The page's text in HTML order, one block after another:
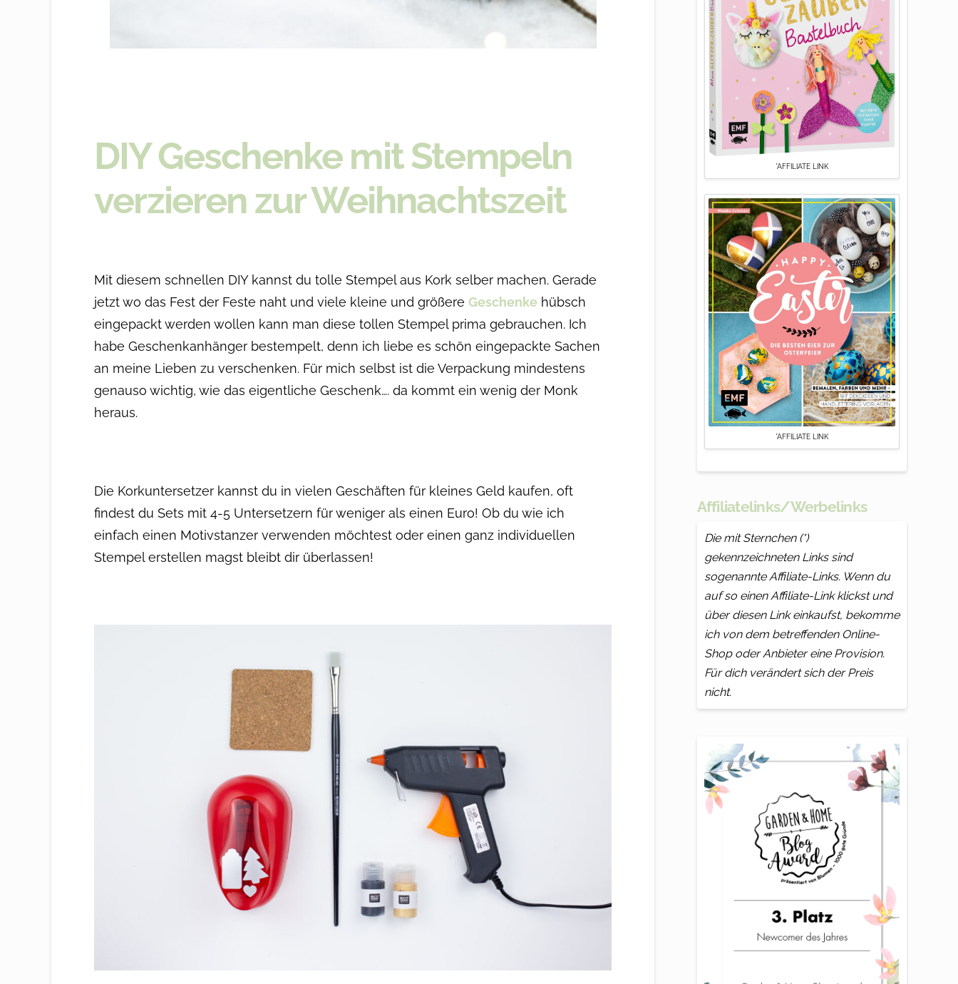
DIY Geschenke mit Stempeln
verzieren zur Weihnachtszeit
Mit diesem schnellen DIY kannst du tolle Stempel aus Kork selber machen. Gerade
jetzt wo das Fest der Feste naht und viele kleine und größere Geschenke hübsch
eingepacktwerden wollen kann man diese tollen Stempel prima gebrauchen. Ich
habe Geschenkanhänger bestempelt, denn ich liebe es schön eingepackte Sachen
an meine Lieben zu verschenken. Für mich selbst ist die Verpackung mindestens
genauso wichtig, wie das eigentliche Geschenk…. da kommt ein wenig der Monk
heraus.
Die Korkuntersetzer kannst du in vielen Geschäften für kleines Geld kaufen, oft
findest du Sets mit 4-5 Untersetzern für weniger als einen Euro! Ob du wie ich
einfach einen Motivstanzer verwenden möchtest oder einen ganz individuellen
Stempel erstellen magst bleibt dir überlassen!
*AFFILIATE LINK
*AFFILIATE LINK
Affiliatelinks/Werbelinks
Die mit Sternchen (*)
gekennzeichneten Links sind
sogenannte Affiliate-Links. Wenn du
auf so einen Affiliate-Link klickst und
über diesen Link einkaufst, bekomme
ich von dem betreffenden Online-
Shop oder Anbieter eine Provision.
Für dich verändert sich der Preis
nicht.